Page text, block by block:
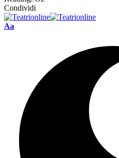
Condividi
Font
Aa